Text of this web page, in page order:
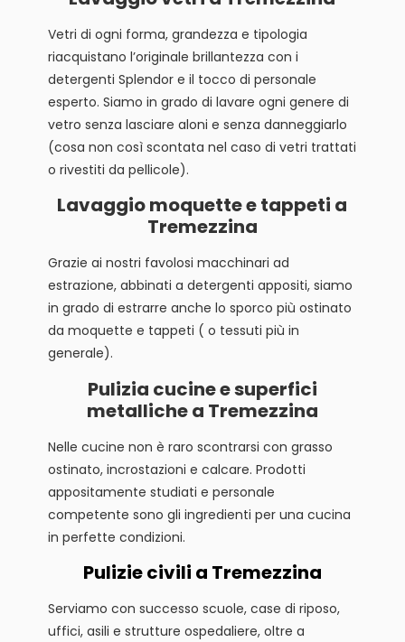
Vetri di ogni forma, grandezza e tipologia
riacquistano l’originale brillantezza con i
detergenti Splendor e il tocco di personale
esperto. Siamo in grado di lavare ogni genere di
vetro senza lasciare aloni e senza danneggiarlo
(cosa non così scontata nel caso di vetri trattati
o rivestiti da pellicole).
Lavaggio moquette e tappeti a
Tremezzina
Grazie ai nostri favolosi macchinari ad
estrazione, abbinati a detergenti appositi, siamo
in grado di estrarre anche lo sporco più ostinato
da moquette e tappeti ( o tessuti più in
generale).
Pulizia cucine e superfici
metalliche a Tremezzina
Nelle cucine non è raro scontrarsi con grasso
ostinato, incrostazioni e calcare. Prodotti
appositamente studiati e personale
competente sono gli ingredienti per una cucina
in perfette condizioni.
Pulizie civili a Tremezzina
Serviamo con successo scuole, case di riposo,
uffici, asili e strutture ospedaliere, oltre a